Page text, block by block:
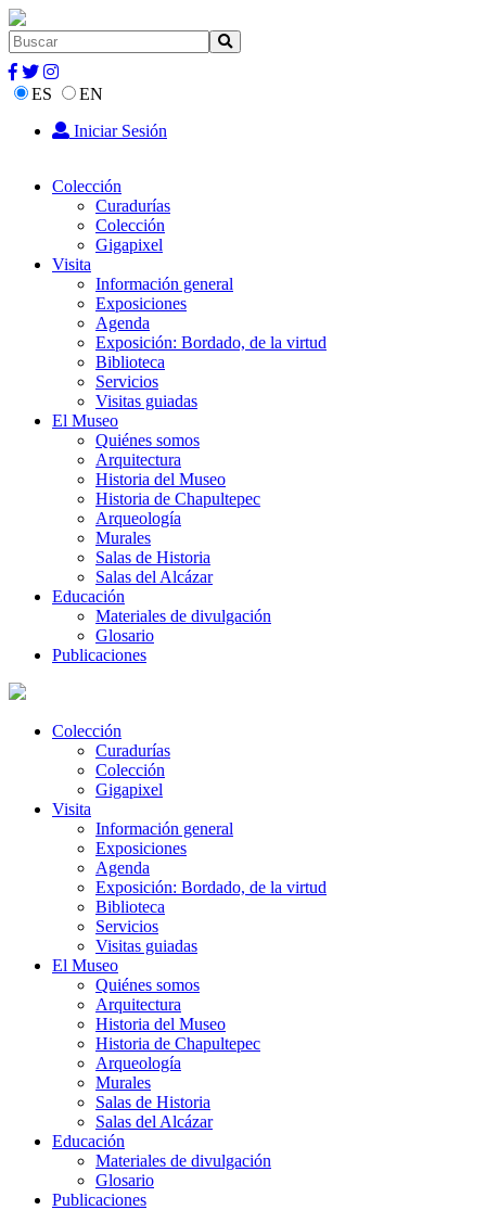
ES
EN
Iniciar Sesión
Colección
Curadurías
Colección
Gigapixel
Visita
Información general
Exposiciones
Agenda
Exposición: Bordado, de la virtud
Biblioteca
Servicios
Visitas guiadas
El Museo
Quiénes somos
Arquitectura
Historia del Museo
Historia de Chapultepec
Arqueología
Murales
Salas de Historia
Salas del Alcázar
Educación
Materiales de divulgación
Glosario
Publicaciones
Colección
Curadurías
Colección
Gigapixel
Visita
Información general
Exposiciones
Agenda
Exposición: Bordado, de la virtud
Biblioteca
Servicios
Visitas guiadas
El Museo
Quiénes somos
Arquitectura
Historia del Museo
Historia de Chapultepec
Arqueología
Murales
Salas de Historia
Salas del Alcázar
Educación
Materiales de divulgación
Glosario
Publicaciones